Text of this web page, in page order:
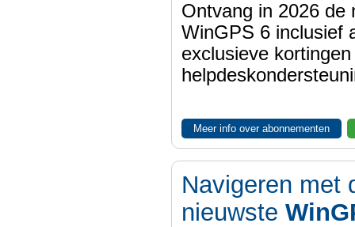
Ontvang in 2026 de
WinGPS 6 inclusief
exclusieve
Meer info over abonnementen
Navigeren met
nieuwste